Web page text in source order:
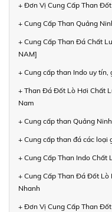
+ Đơn Vị Cung Cấp Than
+ Cung Cấp Than Quảng
+ Cung Cấp Than Đá Chất
NAM]
+ Cung cấp than Indo uy
+ Than Đá Đốt Lò Hơi Chất
Nam
+ Cung cấp than Quảng
+ Cung cấp than đá các loại
+ Cung Cấp Than Indo Chất
+ Cung Cấp Than Đá Đốt Lò
Nhanh
+ Đơn Vị Cung Cấp Than